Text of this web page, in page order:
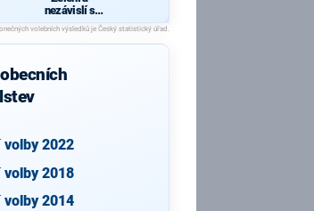
nezávislí s
podporou
Pirátů
volby 2022
2018
volby 2014